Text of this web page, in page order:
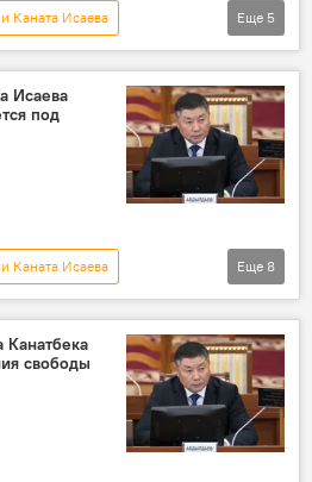
Каната Исаева
Кыргызстан
арест
Еще 5
Исаева
под
Каната Исаева
Кыргызстан
суд
дело
Еще 8
Канатбека
свободы